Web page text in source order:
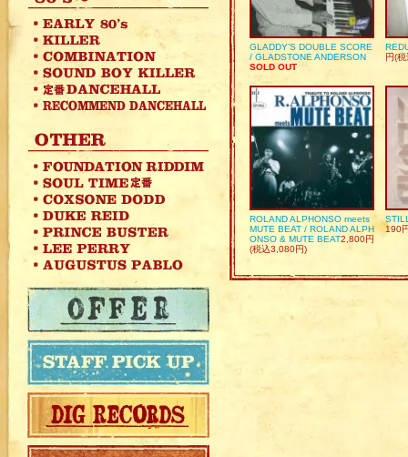
GLADDY’S DOUBLE SCORE
/ GLADSTONE ANDERSON
SOLD OUT
円(
ROLAND ALPHONSO meets
MUTE BEAT / ROLAND ALPH
ONSO & MUTE BEAT2,800円
(税込3,080円)
190